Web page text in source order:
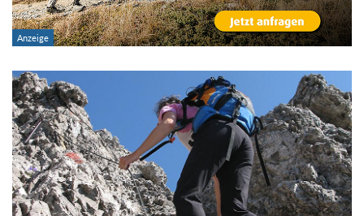
Art der Tour:
Schwierigkeitsgrad:
von
bis
Kondition (Tourdauer):
von
bis
Suchbegriff: